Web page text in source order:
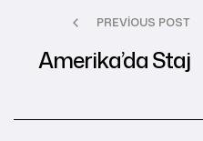
PREVIOUS POST
Amerika’da Staj